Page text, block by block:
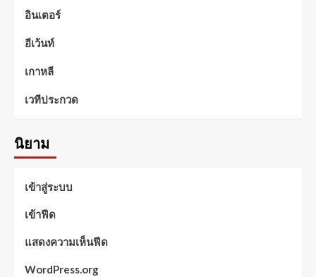
อินเตอร์
อีเว้นท์
เกาหลี
เวทีประกวด
นิยาม
เข้าสู่ระบบ
เข้าฟีด
แสดงความเห็นฟีด
WordPress.org